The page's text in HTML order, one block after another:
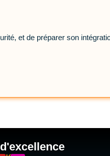
et de préparer son